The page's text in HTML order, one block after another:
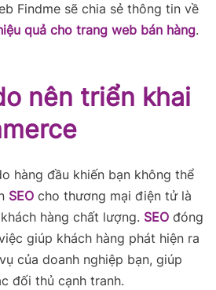
Findme sẽ chia sẻ thông tin về
quả cho trang web bán hàng.
nên triển khai
hàng đầu khiến bạn không thể
SEO cho thương mại điện tử là
hàng chất lượng. SEO đóng
giúp khách hàng phát hiện ra
của doanh nghiệp bạn, giúp
đối thủ cạnh tranh.